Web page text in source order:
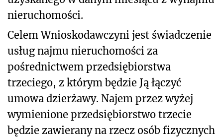
nieruchomości.
Celem Wnioskodawczyni jest świadczenie
usług najmu nieruchomości za
pośrednictwem przedsiębiorstwa
trzeciego, z którym będzie Ją łączyć
umowa dzierżawy. Najem przez wyżej
wymienione przedsiębiorstwo trzecie
będzie zawierany na rzecz osób fizycznych